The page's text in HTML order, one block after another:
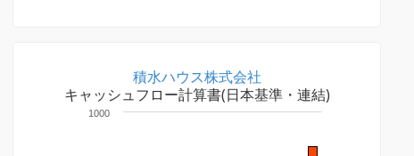
積水ハウス株式会社
キャッシュフロー計算書(日本基準・連結)
1000